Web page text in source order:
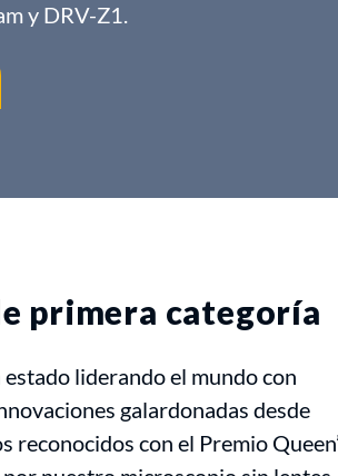
y DRV-Z1.
primera categoría
liderando el mundo con
galardonadas desde
reconocidos con el Premio